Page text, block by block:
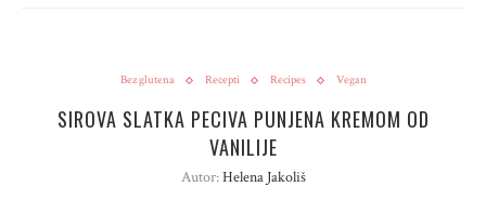
Bez glutena Recepti Recipes Vegan
SIROVA SLATKA PECIVA PUNJENA KREMOM OD
VANILIJE
Autor:Helena Jakoliš